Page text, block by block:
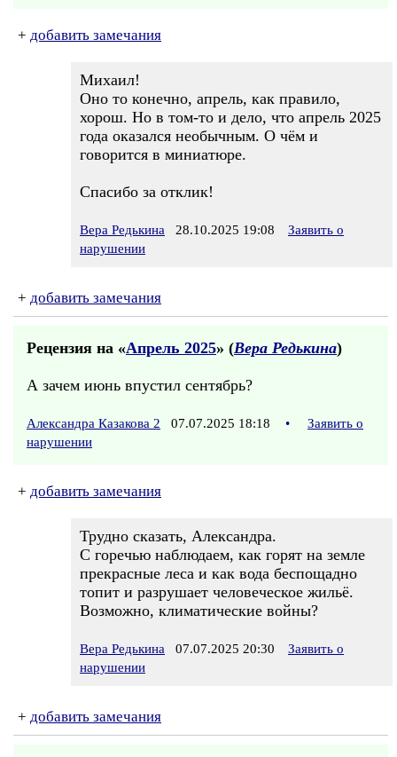
+ добавить замечания
Михаил!
Оно то конечно, апрель, как правило,
хорош. Но в том-то и дело, что апрель 2025
года оказался необычным. О чём и
говорится в миниатюре.
Спасибо за отклик!
Вера Редькина 28.10.2025 19:08
Заявить о
нарушении
+ добавить замечания
Рецензия на «Апрель 2025» (Вера Редькина)
А зачем июнь впустил сентябрь?
Александра Казакова 2 07.07.2025 18:18 •
Заявить о
нарушении
+ добавить замечания
Трудно сказать, Александра.
С горечью наблюдаем, как горят на земле
прекрасные леса и как вода беспощадно
топит и разрушает человеческое жильё.
Возможно, климатические войны?
Вера Редькина 07.07.2025 20:30
Заявить о
нарушении
+ добавить замечания